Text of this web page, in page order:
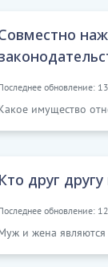
обновление:
имущество
Кто друг
обновление:
и жена